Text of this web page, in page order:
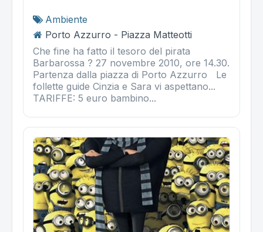
Ambiente
Porto Azzurro - Piazza Matteotti
Che fine ha fatto il tesoro del pirata
Barbarossa ? 27 novembre 2010, ore 14.30.
Partenza dalla piazza di Porto Azzurro Le
follette guide Cinzia e Sara vi aspettano...
TARIFFE: 5 euro bambino...